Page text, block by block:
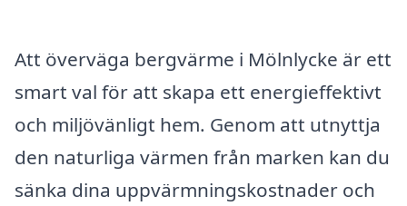
Att överväga bergvärme i Mölnlycke är ett
smart val för att skapa ett energieffektivt
och miljövänligt hem. Genom att utnyttja
den naturliga värmen från marken kan du
sänka dina uppvärmningskostnader och